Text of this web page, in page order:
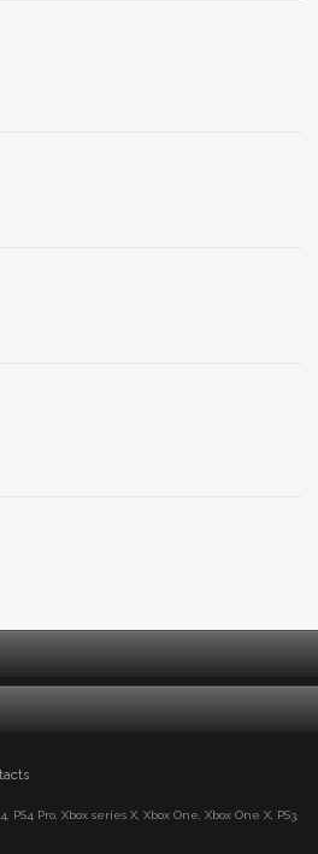
Pro, Xbox series X, Xbox One, Xbox One X, PS3,